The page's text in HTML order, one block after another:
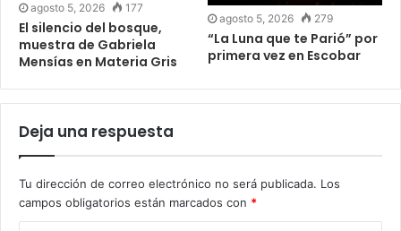
agosto 5, 2026 177
El silencio del bosque,
muestra de Gabriela
Mensías en Materia Gris
agosto 5, 2026 279
“La Luna que te Parió” por
primera vez en Escobar
Deja una respuesta
Tu dirección de correo electrónico no será publicada. Los
campos obligatorios están marcados con *